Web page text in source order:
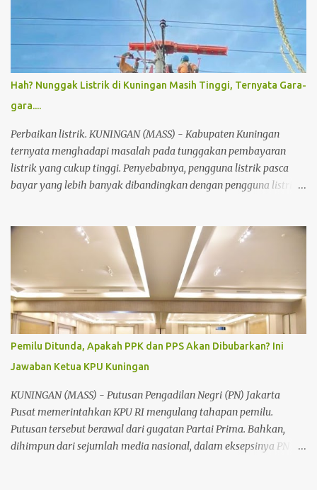
hingga sekarang Ciniru. “Selain menerpakan protokol kesehatan,
saya berdoa mudah-mudahan tidak ada lagi yang terpapar,”
sebutnya Sekadar informasi selain Sukamulya, juga Puskesmas
Luragung, Ciawi, Cigandmekar, Garawangi, Cijoho, Luragung,
Mandirancan Untuk sementara waktu, layanan kesehatan warga
ditangani oleh Puskesmas terdekat. Kejadian ini harus membuat
warga tersadarkan, sehingga selalu menerapkan protokol
kesehatan. (agus)
Hah? Nunggak Listrik di Kuningan Masih Tinggi, Ternyata Gara-
gara....
Perbaikan listrik. KUNINGAN (MASS) - Kabupaten Kuningan
ternyata menghadapi masalah pada tunggakan pembayaran
listrik yang cukup tinggi. Penyebabnya, pengguna listrik pasca
bayar yang lebih banyak dibandingkan dengan pengguna listrik
jumlah total pelanggan PLN di Kuningan mencapai 289.609,
dengan persentase 22,9% dari UP3 Cirebon. Dari jumlah tersebut,
pelanggan pasca bayar mendominasi dengan jumlah 175.206,
sedangkan pelanggan pra bayar hanya sebanyak 114.403. "Ini
menunjukkan bahwa masih banyak masyarakat yang
menggunakan sistem pasca bayar, yang berpotensi menyebabkan
tunggakan," ujar Nasuha kala diwawancara kuninganmass.com
pada Selasa (7/10/2025). Ia menambahkan juga untuk pelanggan
baru disarankan untuk memilih sistem pra bayar guna
menghindari masalah pembayaran di masa depan. Walaupun
salah satu masalah yang dihadapi adalah aturan baru yang
memungkinka...
Pemilu Ditunda, Apakah PPK dan PPS Akan Dibubarkan? Ini
Jawaban Ketua KPU Kuningan
KUNINGAN (MASS) - Putusan Pengadilan Negri (PN) Jakarta
Pusat memerintahkan KPU RI mengulang tahapan pemilu.
Putusan tersebut berawal dari gugatan Partai Prima. Bahkan,
dihimpun dari sejumlah media nasional, dalam eksepsinya PN